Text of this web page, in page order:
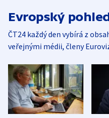
Evropský
ČT24 každý den vybírá z
veřejnými médii, členy